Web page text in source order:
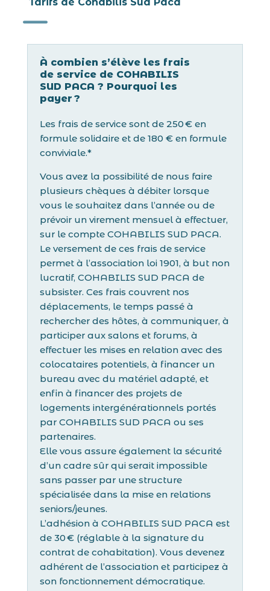
K
À combien s’élève les frais
de service de COHABILIS
SUD PACA ? Pourquoi les
payer ?
Les frais de service sont de 250 € en
formule solidaire et de 180 € en formule
conviviale.*
Vous avez la possibilité de nous faire
plusieurs chèques à débiter lorsque
vous le souhaitez dans l’année ou de
prévoir un virement mensuel à effectuer,
sur le compte COHABILIS SUD PACA.
Le versement de ces frais de service
permet à l’association loi 1901, à but non
lucratif, COHABILIS SUD PACA de
subsister. Ces frais couvrent nos
déplacements, le temps passé à
rechercher des hôtes, à communiquer, à
participer aux salons et forums, à
effectuer les mises en relation avec des
colocataires potentiels, à financer un
bureau avec du matériel adapté, et
enfin à financer des projets de
logements intergénérationnels portés
par COHABILIS SUD PACA ou ses
partenaires.
Elle vous assure également la sécurité
d’un cadre sûr qui serait impossible
sans passer par une structure
spécialisée dans la mise en relations
seniors/jeunes.
L’adhésion à COHABILIS SUD PACA est
de 30 € (réglable à la signature du
contrat de cohabitation). Vous devenez
adhérent de l’association et participez à
son fonctionnement démocratique.